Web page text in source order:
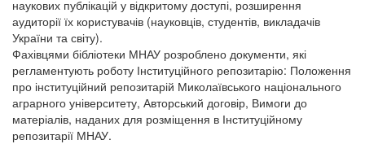
наукових публікацій у відкритому доступі, розширення
аудиторії їх користувачів (науковців, студентів, викладачів
України та світу).
Фахівцями бібліотеки МНАУ розроблено документи, які
регламентують роботу Інституційного репозитарію: Положення
про інституційний репозитарій Миколаївського національного
аграрного університету, Авторський договір, Вимоги до
матеріалів, наданих для розміщення в Інституційному
репозитарії МНАУ.